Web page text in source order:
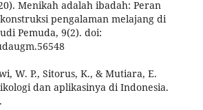
Menikah adalah ibadah: Peran
pengalaman melajang di
Pemuda, 9(2). doi:
W. P., Sitorus, K., & Mutiara, E.
dan aplikasinya di Indonesia.